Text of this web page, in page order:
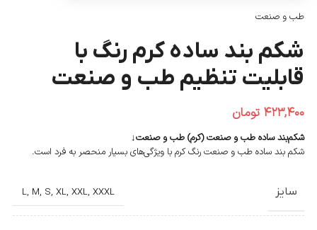
طب و صنعت
شکم‌ بند ساده کرم رنگ با
قابلیت تنظیم طب و صنعت
۴۲۳,۴۰۰ تومان
شکم‌بند ساده طب و صنعت (کرم) طب و صنعت↓
شکم بند ساده طب و صنعت رنگ کرم با ویژگی‌های بسیار منحصر به فرد است.
سایز L, M, S, XL, XXL, XXXL